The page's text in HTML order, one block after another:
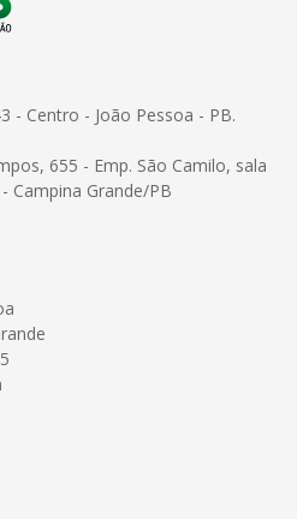
- Centro - João Pessoa - PB.
655 - Emp. São Camilo, sala
Campina Grande/PB